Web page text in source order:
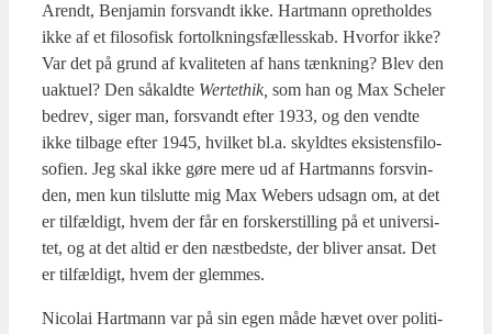
Arendt, Benja­min for­svandt ikke. Hart­mann opret­hol­des
ikke af et filo­so­fisk for­tolk­nings­fæl­les­skab. Hvor­for ikke?
Var det på grund af kva­li­te­ten af hans tænk­ning? Blev den
uak­tu­el? Den såkald­te Wer­tet­hik, som han og Max Sche­ler
bed­rev siger man, for­svandt efter 1933, og den vend­te
ikke til­ba­ge efter 1945, hvil­ket bl.a. skyld­tes eksi­stens­fi­lo­
so­fi­en. Jeg skal ikke gøre mere ud af Hart­manns for­svin­
den, men kun til­slut­te mig Max Webers udsagn om, at det
er til­fæl­digt, hvem der får en for­sker­stil­ling på et uni­ver­si­
tet, og at det altid er den næst­bed­ste, der bli­ver ansat. Det
er til­fæl­digt, hvem der glem­mes.
Nico­lai Hart­mann var på sin egen måde hævet over poli­ti­